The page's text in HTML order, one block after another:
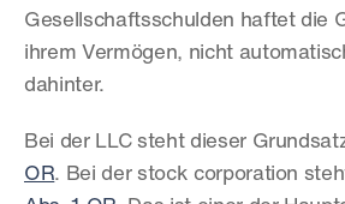
Gesellschaftsschulden haftet die
ihrem Vermögen, nicht
dahinter.
Bei der LLC steht dieser
OR. Bei der stock corporation